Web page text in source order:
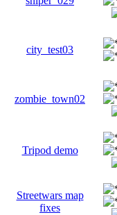
city_test03
zombie_town02
Tripod demo
Streetwars map
fixes